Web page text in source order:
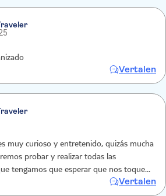
Vertalen
muy curioso y entretenido, quizás mucha
que esperar que nos toque el
Vertalen